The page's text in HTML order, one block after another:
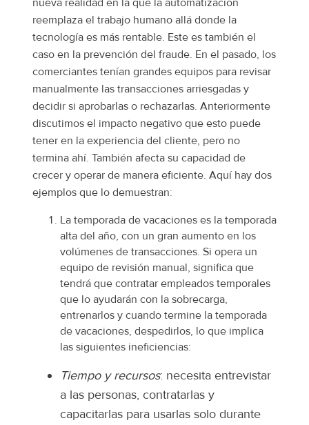
nueva realidad en la que la automatización
reemplaza el trabajo humano allá donde la
tecnología es más rentable. Este es también el
caso en la prevención del fraude. En el pasado, los
comerciantes tenían grandes equipos para revisar
manualmente las transacciones arriesgadas y
decidir si aprobarlas o rechazarlas. Anteriormente
discutimos el impacto negativo que esto puede
tener en la experiencia del cliente, pero no
termina ahí. También afecta su capacidad de
crecer y operar de manera eficiente. Aquí hay dos
ejemplos que lo demuestran:
La temporada de vacaciones es la temporada
alta del año, con un gran aumento en los
volúmenes de transacciones. Si opera un
equipo de revisión manual, significa que
tendrá que contratar empleados temporales
que lo ayudarán con la sobrecarga,
entrenarlos y cuando termine la temporada
de vacaciones, despedirlos, lo que implica
las siguientes ineficiencias:
Tiempo y recursos: necesita entrevistar
a las personas, contratarlas y
capacitarlas para usarlas solo durante